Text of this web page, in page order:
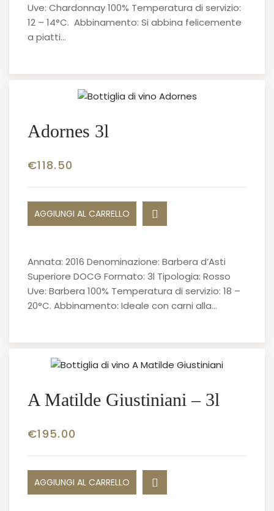
Uve: Chardonnay 100% Temperatura di servizio:
12 – 14°C. Abbinamento: Si abbina felicemente
a piatti…
Adornes 3l
€118.50
AGGIUNGI AL CARRELLO
Annata: 2016 Denominazione: Barbera d’Asti
Superiore DOCG Formato: 3l Tipologia: Rosso
Uve: Barbera 100% Temperatura di servizio: 18 –
20°C. Abbinamento: Ideale con carni alla…
A Matilde Giustiniani – 3l
€195.00
AGGIUNGI AL CARRELLO